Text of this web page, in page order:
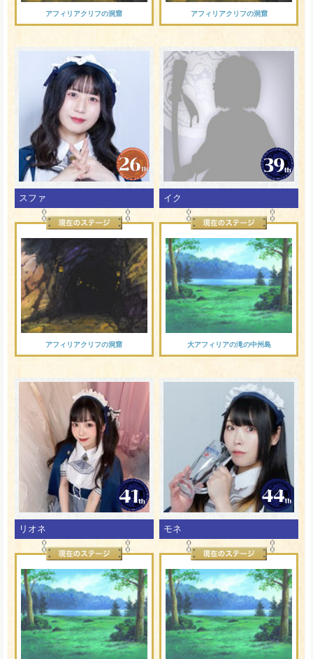
アフィリアクリフの洞窟 アフィリアクリフの洞窟
スファ
アフィリアクリフの洞窟
イク
大アフィリアの滝の中州島
リオネ モネ